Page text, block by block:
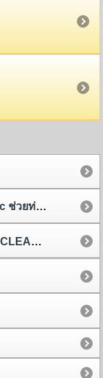
มีปัญหาระบบสายพานลำเลียง Belt Clinic ช่วยท่านได้
อุปกรณ์ทำความสะอาดสายพาน (BELT CLEANER)